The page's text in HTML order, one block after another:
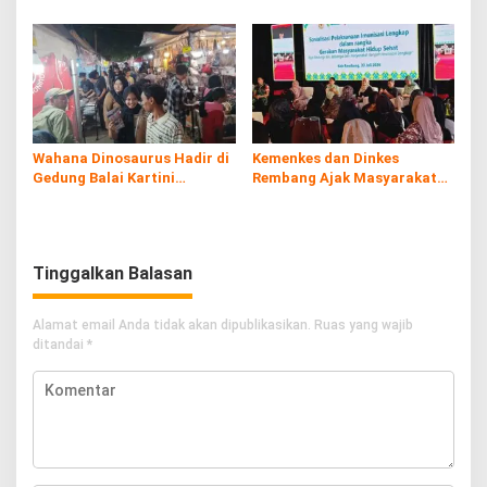
Wahana Dinosaurus Hadir di
Gedung Balai Kartini
Kemenkes dan Dinkes
Rembang Ajak Masyarakat
Tinggalkan Balasan
Alamat email Anda tidak akan dipublikasikan. Ruas yang wajib
ditandai *